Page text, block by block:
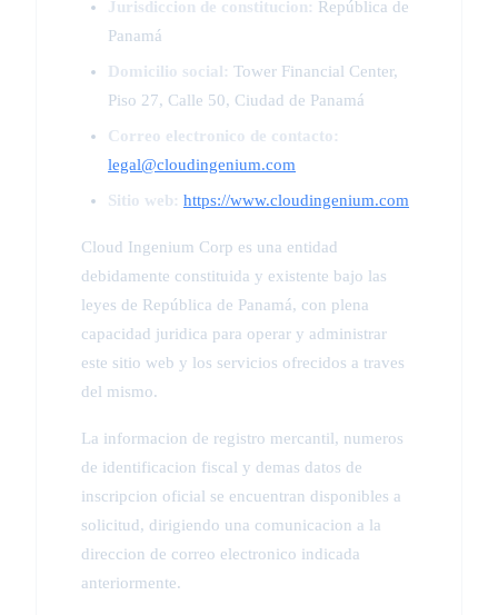
Jurisdiccion de constitucion: República de
Panamá
Domicilio social: Tower Financial Center,
Piso 27, Calle 50, Ciudad de Panamá
Correo electronico de contacto:
legal@cloudingenium.com
Sitio web: https://www.cloudingenium.com
Cloud Ingenium Corp es una entidad
debidamente constituida y existente bajo las
leyes de República de Panamá, con plena
capacidad juridica para operar y administrar
este sitio web y los servicios ofrecidos a traves
del mismo.
La informacion de registro mercantil, numeros
de identificacion fiscal y demas datos de
inscripcion oficial se encuentran disponibles a
solicitud, dirigiendo una comunicacion a la
direccion de correo electronico indicada
anteriormente.